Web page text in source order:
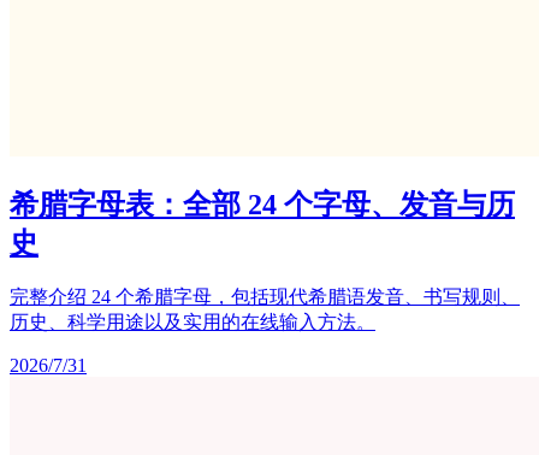
希腊字母表：全部 24 个字母、发音与历
史
完整介绍 24 个希腊字母，包括现代希腊语发音、书写规则、
历史、科学用途以及实用的在线输入方法。
2026/7/31